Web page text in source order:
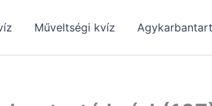
Műveltségi kvíz